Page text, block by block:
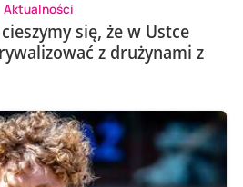
Aktualności
się, że w Ustce
z drużynami z